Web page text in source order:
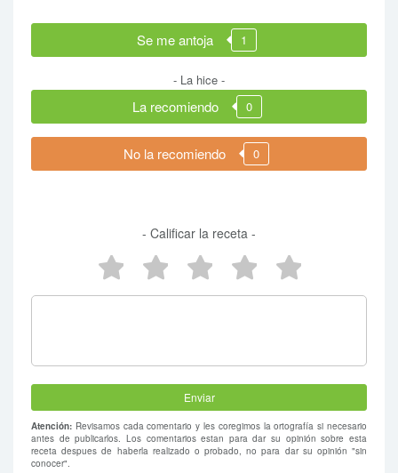
Se me antoja 1
- La hice -
La recomiendo 0
No la recomiendo 0
- Calificar la receta -
2 estrellas
3 estrellas
4 estrellas
5 estrellas
Atención: Revisamos cada comentario y les coregimos la ortografía si necesario
antes de publicarlos. Los comentarios estan para dar su opinión sobre esta
receta despues de haberla realizado o probado, no para dar su opinión "sin
conocer".